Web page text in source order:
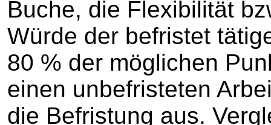
Buche, die Flexibilität
Würde der befristet
80 % der möglichen
einen unbefristeten
die Befristung aus.